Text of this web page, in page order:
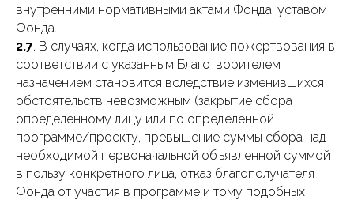
внутренними нормативными актами Фонда, уставом
Фонда.
2.7. В случаях, когда использование пожертвования в
соответствии с указанным Благотворителем
назначением становится вследствие изменившихся
обстоятельств невозможным (закрытие сбора
определенному лицу или по определенной
программе/проекту, превышение суммы сбора над
необходимой первоначальной объявленной суммой
в пользу конкретного лица, отказ благополучателя
Фонда от участия в программе и тому подобных